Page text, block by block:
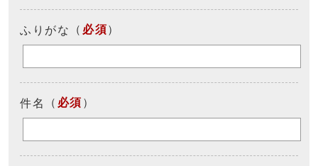
ふりがな （ 必須）
件名 （ 必須 ）